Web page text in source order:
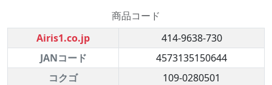
商品コード
Airis1.co.jp
414-9638-730
JANコード
4573135150644
コクゴ
109-0280501